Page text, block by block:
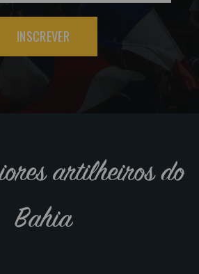
INSCREVER
artilheiros do
Bahia